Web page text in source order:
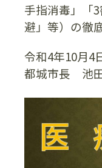
手指消毒」「
避」等）の徹
令和4年10月4
都城市長 池